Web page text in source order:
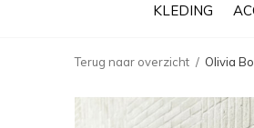
KLEDING
Terug naar overzicht Olivia